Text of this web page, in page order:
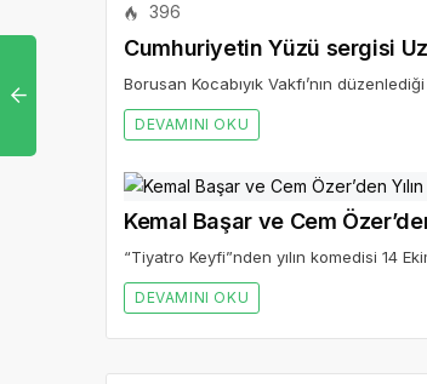
396
Cumhuriyetin Yüzü sergisi
Borusan Kocabıyık Vakfı’nın
DEVAMINI OKU
Kemal Başar ve Cem
“Tiyatro Keyfi”nden yılın komedisi 14
DEVAMINI OKU